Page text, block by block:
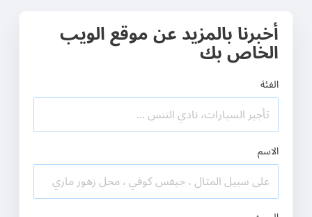
أخبرنا بالمزيد عن موقع الويب
الخاص بك
الفئة
الاسم